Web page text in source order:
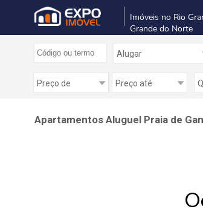
Imóveis no Rio
Grande do Norte
Apartamentos Aluguel Praia de